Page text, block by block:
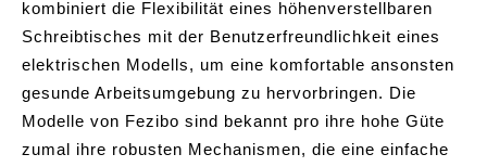
kombiniert die Flexibilität eines höhenverstellbaren
Schreibtisches mit der Benutzerfreundlichkeit eines
elektrischen Modells, um eine komfortable ansonsten
gesunde Arbeitsumgebung zu hervorbringen. Die
Modelle von Fezibo sind bekannt pro ihre hohe Güte
zumal ihre robusten Mechanismen, die eine einfache